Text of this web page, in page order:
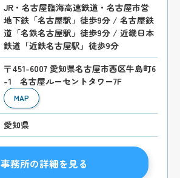
JR・名古屋臨海高速鉄道・名古屋市営
地下鉄「名古屋駅」徒歩9分 / 名古屋鉄
道「名鉄名古屋駅」徒歩9分 / 近畿日本
鉄道「近鉄名古屋駅」徒歩9分
〒451-6007 愛知県名古屋市西区牛島町6
-1 名古屋ルーセントタワー7F
MAP
愛知県
事務所の詳細を見る